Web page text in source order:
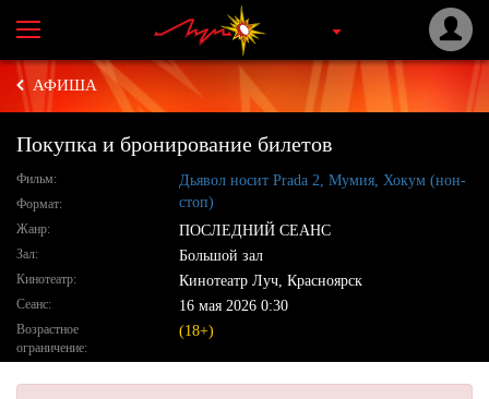
АФИША
Покупка и бронирование билетов
Фильм:
Формат:
Жанр:
Зал:
Кинотеатр:
Сеанс:
Возрастное
ограничение:
Дьявол носит Prada 2,Мумия,Хокум (нон-
стоп)
ПОСЛЕДНИЙ СЕАНС
Большой зал
Кинотеатр Луч, Красноярск
16 мая 2026 0:30
(18+)